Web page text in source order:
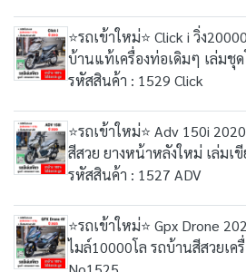
⭐รถเข้าใหม่⭐ Click i วิ่ง
บ้านแท้เครื่องท่อเดิมๆ เล่มชุ
รหัสสินค้า : 1529 Click
⭐รถเข้าใหม่⭐ Adv 150i
สีสวย ยางหน้าหลังใหม่ เล่มเ
รหัสสินค้า : 1527 ADV
⭐รถเข้าใหม่⭐ Gpx Drone
ไมล์10000โล รถบ้านสีสวยเค